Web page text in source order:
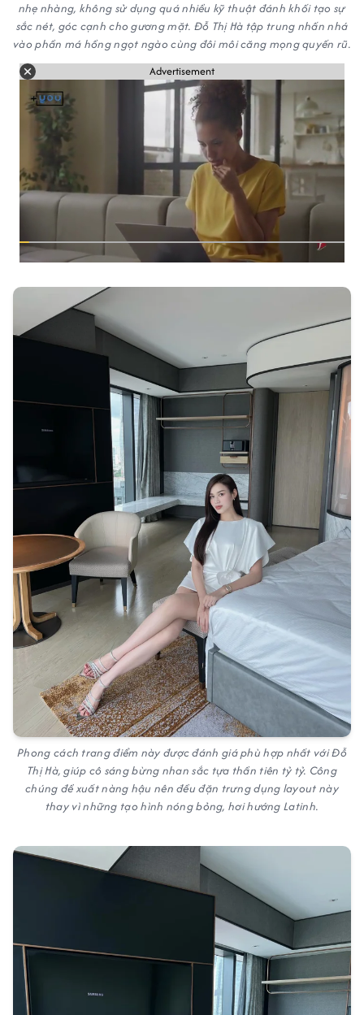
nhẹ nhàng, không sử dụng quá nhiều kỹ thuật đánh khối tạo sự
sắc nét, góc cạnh cho gương mặt. Đỗ Thị Hà tập trung nhấn nhá
vào phần má hồng ngọt ngào cùng đôi môi căng mọng quyến rũ.
Advertisement
Phong cách trang điểm này được đánh giá phù hợp nhất với Đỗ
Thị Hà, giúp cô sáng bừng nhan sắc tựa thần tiên tỷ tỷ. Công
chúng đề xuất nàng hậu nên đều đặn trưng dụng layout này
thay vì những tạo hình nóng bỏng, hơi hướng Latinh.